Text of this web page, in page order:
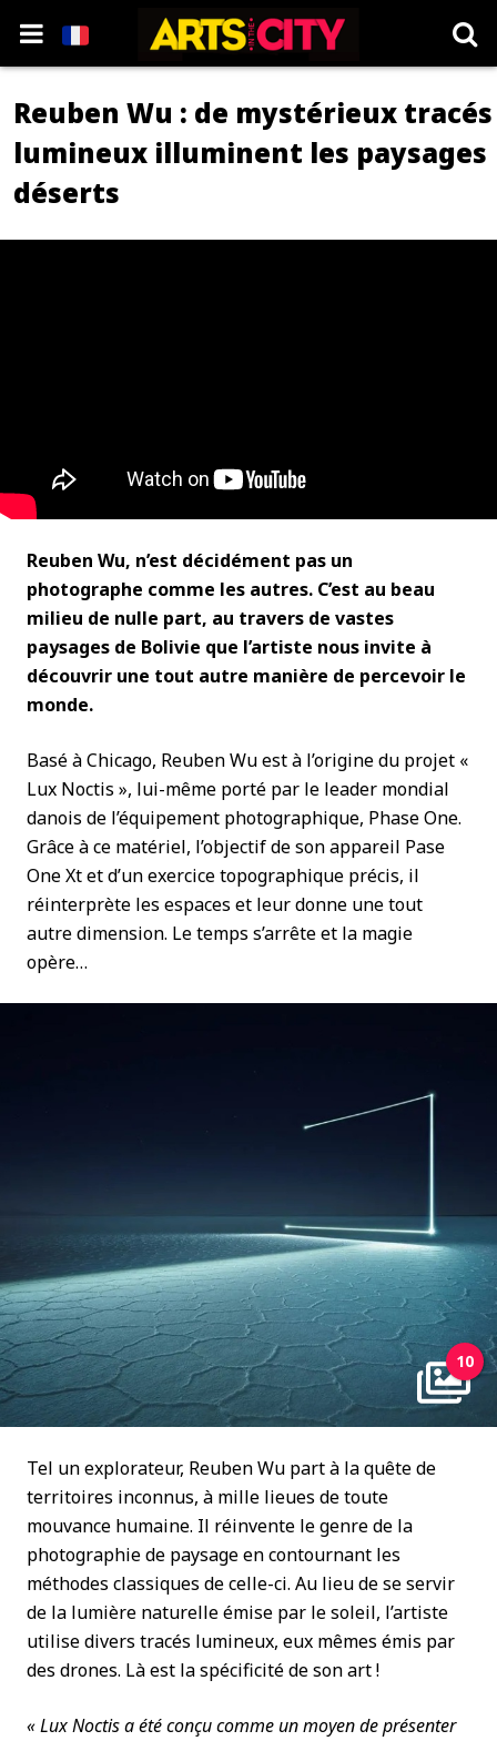
Reuben Wu : de mystérieux tracés
lumineux illuminent les paysages
déserts
Reuben Wu, n’est décidément pas un
photographe comme les autres. C’est au beau
milieu de nulle part, au travers de vastes
paysages de Bolivie que l’artiste nous invite à
découvrir une tout autre manière de percevoir le
monde.
Basé à Chicago, Reuben Wu est à l’origine du projet «
Lux Noctis », lui-même porté par le leader mondial
danois de l’équipement photographique, Phase One.
Grâce à ce matériel, l’objectif de son appareil Pase
One Xt et d’un exercice topographique précis, il
réinterprète les espaces et leur donne une tout
autre dimension. Le temps s’arrête et la magie
opère…
10
Tel un explorateur, Reuben Wu part à la quête de
territoires inconnus, à mille lieues de toute
mouvance humaine. Il réinvente le genre de la
photographie de paysage en contournant les
méthodes classiques de celle-ci. Au lieu de se servir
de la lumière naturelle émise par le soleil, l’artiste
utilise divers tracés lumineux, eux mêmes émis par
des drones. Là est la spécificité de son art !
« Lux Noctis a été conçu comme un moyen de présenter